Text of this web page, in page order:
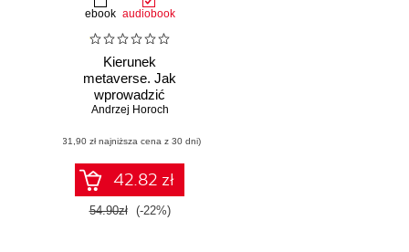
ebook audiobook
Kierunek
metaverse. Jak
wprowadzić
technologie VR,
firmie
Andrzej Horoch
(31,90 zł najniższa cena z 30 dni)
42.82 zł
54.90zł (-22%)